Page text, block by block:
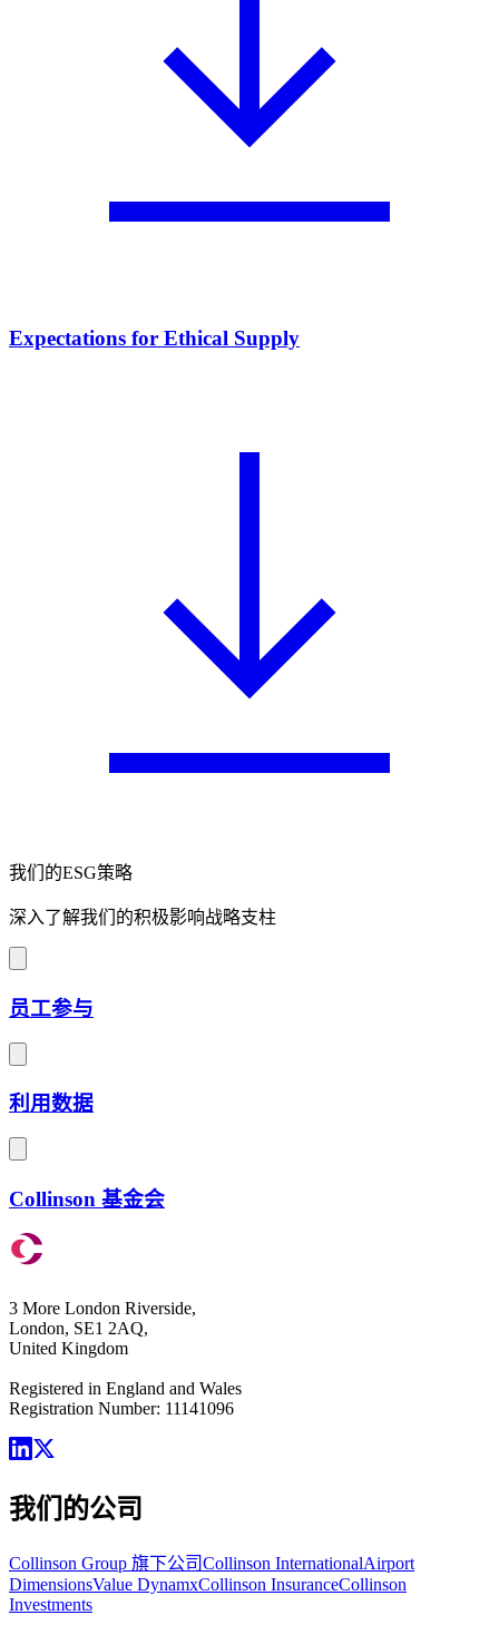
Expectations for Ethical Supply
我们的ESG策略
深入了解我们的积极影响战略支柱
员工参与
利用数据
Collinson 基金会
3 More London Riverside,
London, SE1 2AQ,
United Kingdom
Registered in England and Wales
Registration Number: 11141096
我们的公司
Collinson Group 旗下公司Collinson InternationalAirport
DimensionsValue DynamxCollinson InsuranceCollinson
Investments